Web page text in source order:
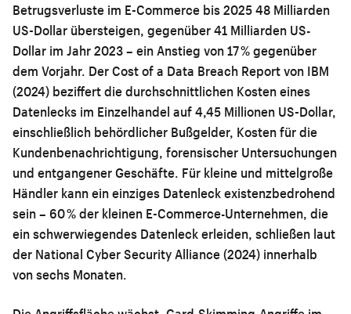
Betrugsverluste im E-Commerce bis 2025 48 Milliarden
US-Dollar übersteigen, gegenüber 41 Milliarden US-
Dollar im Jahr 2023 – ein Anstieg von 17 % gegenüber
dem Vorjahr. Der Cost of a Data Breach Report von IBM
(2024) beziffert die durchschnittlichen Kosten eines
Datenlecks im Einzelhandel auf 4,45 Millionen US-Dollar,
einschließlich behördlicher Bußgelder, Kosten für die
Kundenbenachrichtigung, forensischer Untersuchungen
und entgangener Geschäfte. Für kleine und mittelgroße
Händler kann ein einziges Datenleck existenzbedrohend
sein – 60 % der kleinen E-Commerce-Unternehmen, die
ein schwerwiegendes Datenleck erleiden, schließen laut
der National Cyber Security Alliance (2024) innerhalb
von sechs Monaten.